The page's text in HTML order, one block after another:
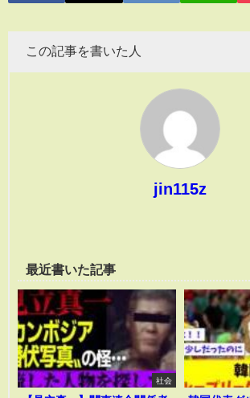
この記事を書いた人
jin115z
最近書いた記事
社会